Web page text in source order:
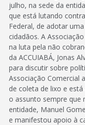
julho, na sede da
que está lutando
Federal, de adotar
cidadãos. A
na luta pela não
da ACCUIABÁ, Jonas
para discutir sobre
Associação Comercial
de coleta de lixo e
o assunto sempre que
entidade, Manuel
e manifestou apoio à